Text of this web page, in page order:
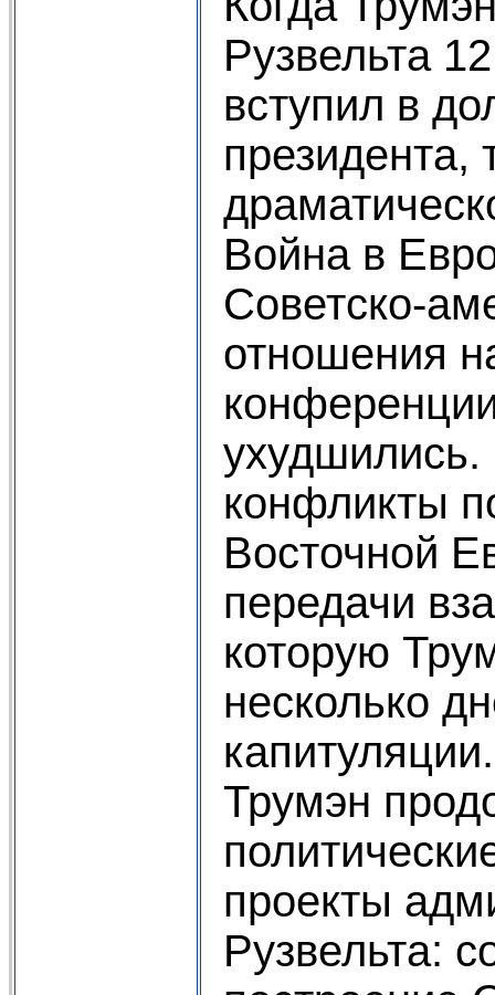
Рузвельта
вступил в
президента,
Война в
Советско-
отношения
конфликты
Восточной
передачи
которую
несколько
Трумэн
проекты
Рузвельта: